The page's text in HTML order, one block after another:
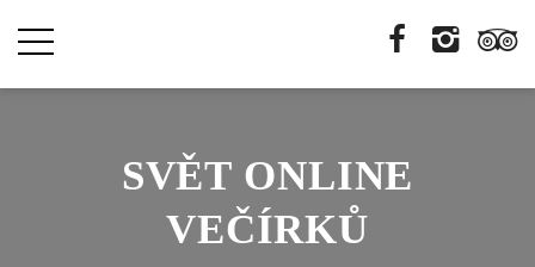
SVĚT ONLINE
VEČÍRKŮ